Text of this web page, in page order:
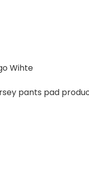
pants pad